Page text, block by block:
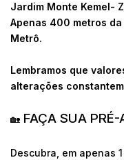
Jardim Monte Kemel-
Apenas 400 metros
Metrô.
Lembramos que
alterações
🏡 FAÇA SUA
Descubra, em apenas